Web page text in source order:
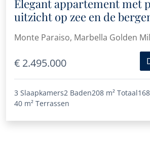
Elegant appartement met
uitzicht op zee en de
Monte Paraiso, Marbella Golden
€ 2.495.000
3 Slaapkamers2 Baden208 m² Totaal
40 m² Terrassen